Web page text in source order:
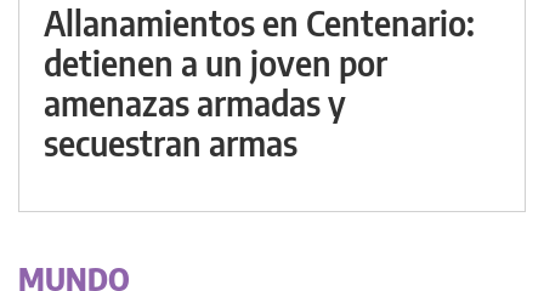
Allanamientos en Centenario:
detienen a un joven por
amenazas armadas y
secuestran armas
MUNDO